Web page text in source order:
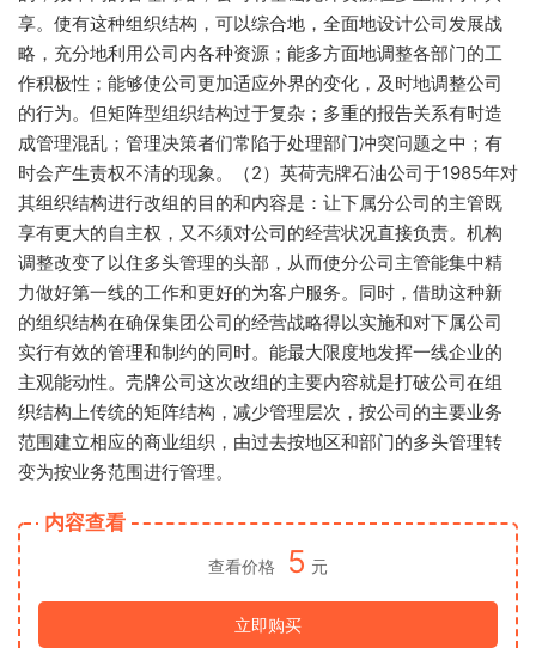
享。使有这种组织结构，可以综合地，全面地设计公司发展战
略，充分地利用公司内各种资源；能多方面地调整各部门的工
作积极性；能够使公司更加适应外界的变化，及时地调整公司
的行为。但矩阵型组织结构过于复杂；多重的报告关系有时造
成管理混乱；管理决策者们常陷于处理部门冲突问题之中；有
时会产生责权不清的现象。（2）英荷壳牌石油公司于1985年对
其组织结构进行改组的目的和内容是：让下属分公司的主管既
享有更大的自主权，又不须对公司的经营状况直接负责。机构
调整改变了以住多头管理的头部，从而使分公司主管能集中精
力做好第一线的工作和更好的为客户服务。同时，借助这种新
的组织结构在确保集团公司的经营战略得以实施和对下属公司
实行有效的管理和制约的同时。能最大限度地发挥一线企业的
主观能动性。壳牌公司这次改组的主要内容就是打破公司在组
织结构上传统的矩阵结构，减少管理层次，按公司的主要业务
范围建立相应的商业组织，由过去按地区和部门的多头管理转
变为按业务范围进行管理。
内容查看
查看价格 5 元
立即购买